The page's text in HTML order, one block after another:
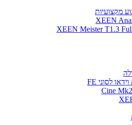
XEEN
XEEN Meister T1.3